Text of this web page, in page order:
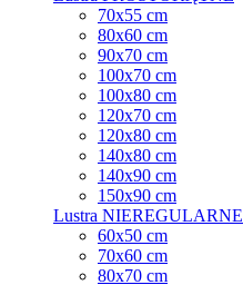
70x55 cm
80x60 cm
90x70 cm
100x70 cm
100x80 cm
120x70 cm
120x80 cm
140x80 cm
140x90 cm
150x90 cm
Lustra NIEREGULARNE
60x50 cm
70x60 cm
80x70 cm